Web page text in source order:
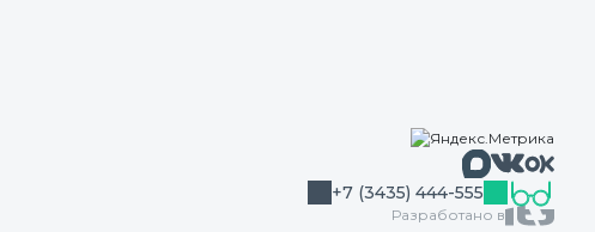
МаксВконтакте
+7 (3435) 444-555
Разработано в